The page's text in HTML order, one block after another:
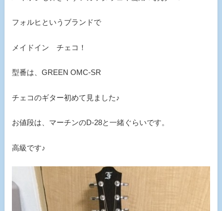
フォルヒというブランドで
メイドイン チェコ！
型番は、GREEN OMC-SR
チェコのギター初めて見ました♪
お値段は、マーチンのD-28と一緒ぐらいです。
高級です♪